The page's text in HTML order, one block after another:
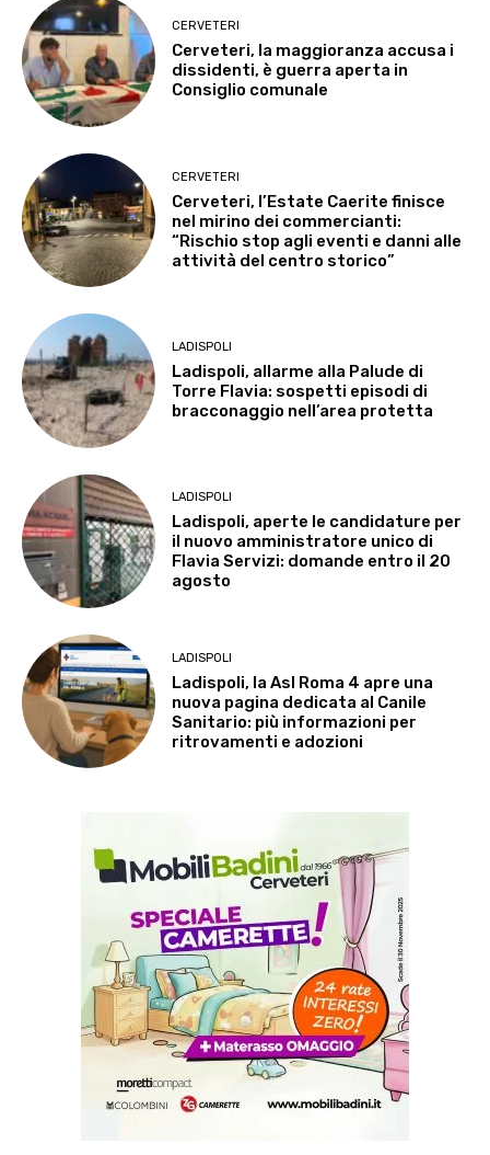
CERVETERI
Cerveteri, la maggioranza accusa i
dissidenti, è guerra aperta in
Consiglio comunale
CERVETERI
Cerveteri, l’Estate Caerite finisce
nel mirino dei commercianti:
“Rischio stop agli eventi e danni alle
attività del centro storico”
LADISPOLI
Ladispoli, allarme alla Palude di
Torre Flavia: sospetti episodi di
bracconaggio nell’area protetta
LADISPOLI
Ladispoli, aperte le candidature per
il nuovo amministratore unico di
Flavia Servizi: domande entro il 20
agosto
LADISPOLI
Ladispoli, la Asl Roma 4 apre una
nuova pagina dedicata al Canile
Sanitario: più informazioni per
ritrovamenti e adozioni